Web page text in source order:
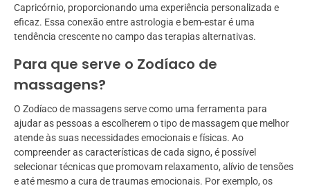
Capricórnio, proporcionando uma experiência personalizada e
eficaz. Essa conexão entre astrologia e bem-estar é uma
tendência crescente no campo das terapias alternativas.
Para que serve o Zodíaco de
massagens?
O Zodíaco de massagens serve como uma ferramenta para
ajudar as pessoas a escolherem o tipo de massagem que melhor
atende às suas necessidades emocionais e físicas. Ao
compreender as características de cada signo, é possível
selecionar técnicas que promovam relaxamento, alívio de tensões
e até mesmo a cura de traumas emocionais. Por exemplo, os